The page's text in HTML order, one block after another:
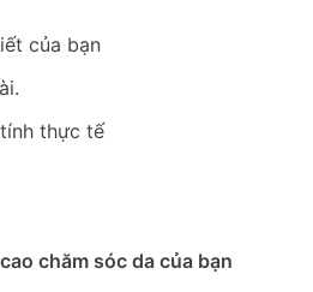
của bạn
thực tế
chăm sóc da của bạn